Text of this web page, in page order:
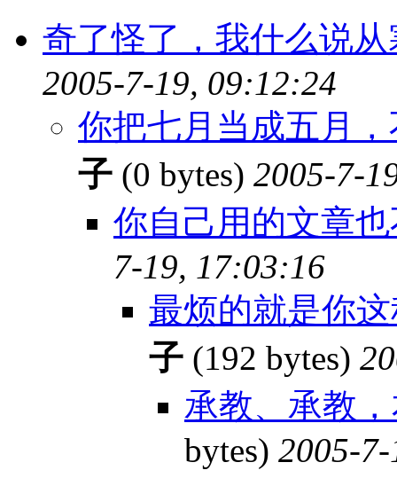
奇了怪了，我什么说
2005-7-19, 09:12:24
你把七月当成五月
子 (0 bytes) 2005-7-
你自己用的文章
7-19, 17:03:16
最烦的就是你
子 (192 bytes)
承教、承教
bytes) 2005-